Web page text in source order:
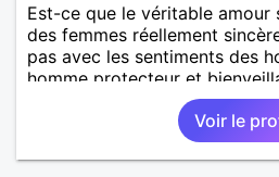
Est-ce que le véritable
des femmes réellement
pas avec les sentiments des
homme protecteur et
d'y croire et pouvoir enfin
que je désir temps. Faux
joyeuseté passer votre
m'intéressez pas du tout!
Voir le